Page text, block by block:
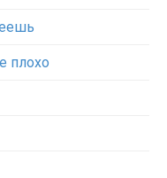
плохо